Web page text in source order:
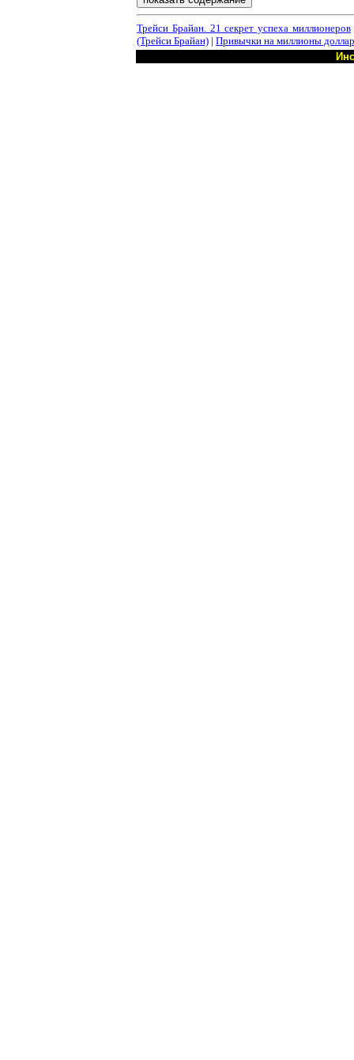
Трейси Брайан. 21 секрет успеха миллионеров
(Трейси Брайан) | Привычки на миллионы